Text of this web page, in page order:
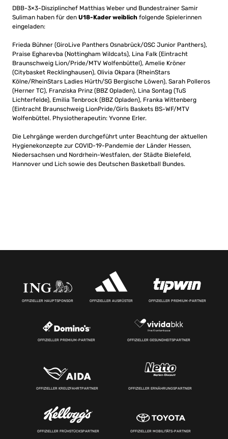
DBB-3×3-Disziplinchef Matthias Weber und Bundestrainer Samir
Suliman haben für den U18-Kader weiblich folgende Spielerinnen
eingeladen:
Frieda Bühner (GiroLive Panthers Osnabrück/OSC Junior Panthers),
Praise Egharevba (Nottingham Wildcats), Lina Falk (Eintracht
Braunschweig Lion/Pride/MTV Wolfenbüttel), Amelie Kröner
(Citybasket Recklinghausen), Olivia Okpara (RheinStars
Kölne/RheinStars Ladies Hürth/SG Bergische Löwen), Sarah Polleros
(Herner TC), Franziska Prinz (BBZ Opladen), Lina Sontag (TuS
Lichterfelde), Emilia Tenbrock (BBZ Opladen), Franka Wittenberg
(Eintracht Braunschweig LionPride/Girls Baskets BS-WF/MTV
Wolfenbüttel. Physiotherapeutin: Yvonne Erler.
Die Lehrgänge werden durchgeführt unter Beachtung der aktuellen
Hygienekonzepte zur COVID-19-Pandemie der Länder Hessen,
Niedersachsen und Nordrhein-Westfalen, der Städte Bielefeld,
Hannover und Lich sowie des Deutschen Basketball Bundes.
OFFIZIELLER HAUPTSPONSOR OFFIZIELLER AUSRÜSTER OFFIZIELLER PREMIUM-PARTNER
OFFIZIELLER PREMIUM-PARTNER OFFIZIELLER GESUNDHEITSPARTNER
OFFIZIELLER KREUZFAHRTPARTNER OFFIZIELLER ERNÄHRUNGSPARTNER
OFFIZIELLER FRÜHSTÜCKSPARTNER OFFIZIELLER MOBILITÄTS-PARTNER